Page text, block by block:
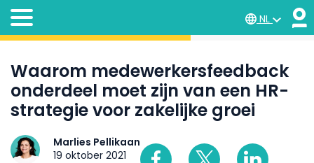
NL
Waarom medewerkersfeedback
onderdeel moet zijn van een HR-
strategie voor zakelijke groei
Marlies Pellikaan
19 oktober 2021